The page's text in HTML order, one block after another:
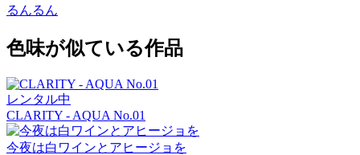
るんるん
色味が似ている作品
レンタル中
CLARITY - AQUA No.01
今夜は白ワインとアヒージョを